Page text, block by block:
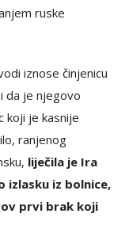
ruske
iznose činjenicu
da je njegovo
koji je kasnije
ranjenog
liječila je Ira
izlasku iz bolnice,
prvi brak koji